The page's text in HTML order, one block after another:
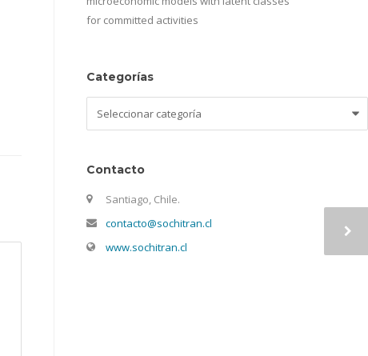
for committed activities
Categorías
Contacto
Santiago, Chile.
contacto@sochitran.cl
www.sochitran.cl